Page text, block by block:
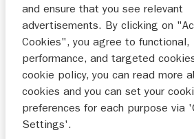
BOUWJAAR*
KILOMETERSTAND*
WEET JE AL WAT ER VOOR
WORDEN? ZO JA, LAAT HET DAN HIER
and ensure that you see relevant
advertisements. By clicking on
Cookies", you agree to functional,
performance, and targeted
cookie policy, you can read more
cookies and you can set your
preferences for each purpose via
Settings'.